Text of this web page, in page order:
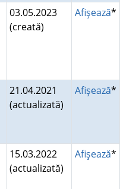
03.05.2023
(creată)
Afişează*
21.04.2021
(actualizată)
Afişează*
15.03.2022
(actualizată)
Afişează*